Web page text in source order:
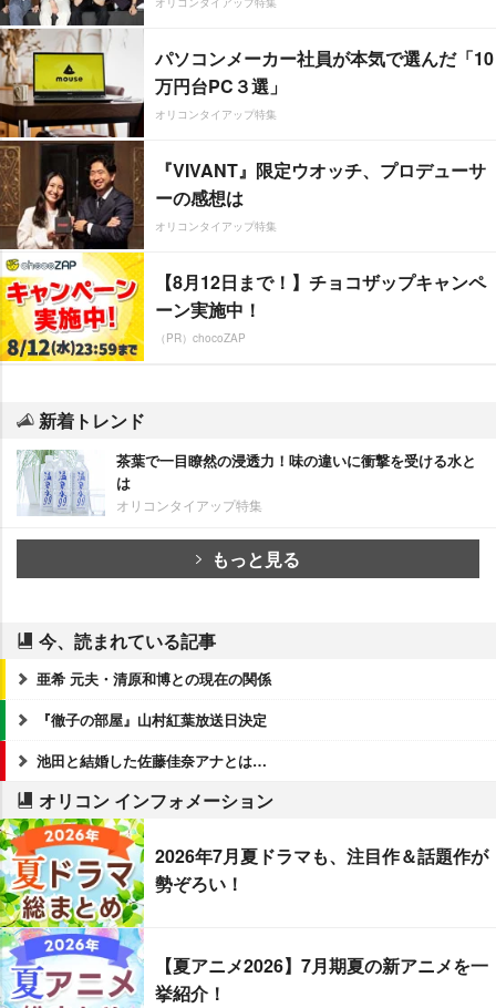
パソコンメーカー社員が本気で選んだ「10
万円台PC３選」
オリコンタイアップ特集
『VIVANT』限定ウオッチ、プロデューサ
ーの感想は
オリコンタイアップ特集
【8月12日まで！】チョコザップキャンペ
ーン実施中！
（PR）chocoZAP
新着トレンド
茶葉で一目瞭然の浸透力！味の違いに衝撃を受ける水と
は
オリコンタイアップ特集
もっと見る
今、読まれている記事
亜希 元夫・清原和博との現在の関係
『徹子の部屋』山村紅葉放送日決定
池田と結婚した佐藤佳奈アナとは…
オリコン インフォメーション
2026年7月夏ドラマも、注目作＆話題作が
勢ぞろい！
【夏アニメ2026】7月期夏の新アニメを一
挙紹介！